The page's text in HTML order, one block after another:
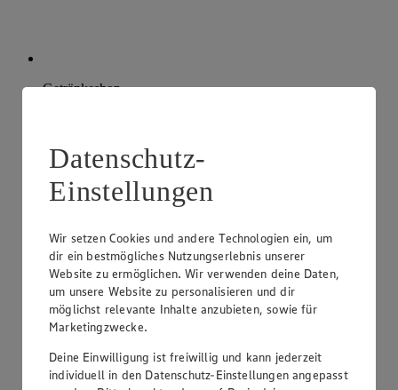
Getränkeshop
Spirituosen.
Datenschutz-
Einstellungen
Wir setzen Cookies und andere Technologien ein, um
dir ein bestmögliches Nutzungserlebnis unserer
Website zu ermöglichen. Wir verwenden deine Daten,
um unsere Website zu personalisieren und dir
möglichst relevante Inhalte anzubieten, sowie für
Marketingzwecke.
Deine Einwilligung ist freiwillig und kann jederzeit
individuell in den Datenschutz-Einstellungen angepasst